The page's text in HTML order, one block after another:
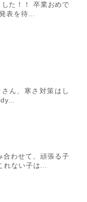
た！！ 卒業おめで
表を待...
ん、寒さ対策はし
合わせて、頑張る子
れない子は...